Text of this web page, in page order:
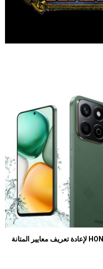
علامة HONOR تكشف عن هاتف HONOR X7c لإعادة تعريف معايير المتانة